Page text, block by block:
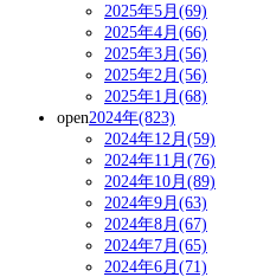
2025年5月(69)
2025年4月(66)
2025年3月(56)
2025年2月(56)
2025年1月(68)
open2024年(823)
2024年12月(59)
2024年11月(76)
2024年10月(89)
2024年9月(63)
2024年8月(67)
2024年7月(65)
2024年6月(71)